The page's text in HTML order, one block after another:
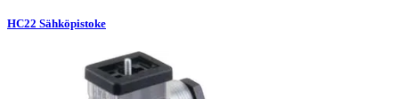
HC22 Sähköpistoke